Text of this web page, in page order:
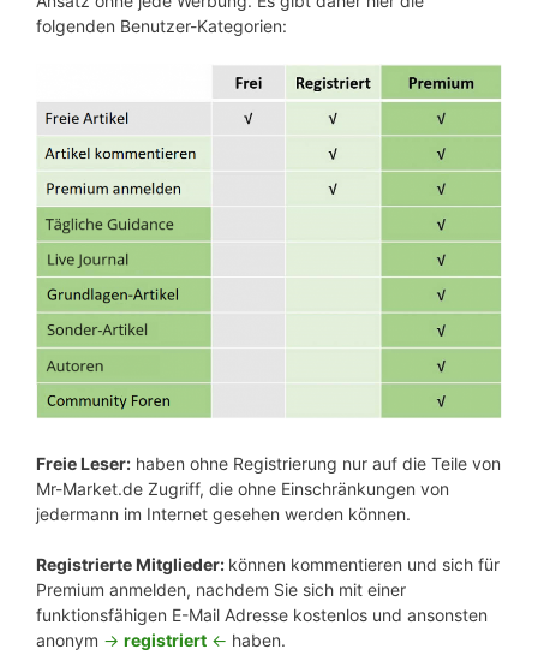
folgenden Benutzer-Kategorien:
Freie Leser: haben ohne Registrierung nur auf die Teile von
Mr-Market.de Zugriff, die ohne Einschränkungen von
jedermann im Internet gesehen werden können.
Registrierte Mitglieder: können kommentieren und sich für
Premium anmelden, nachdem Sie sich mit einer
funktionsfähigen E-Mail Adresse kostenlos und ansonsten
anonym -> registriert <- haben.